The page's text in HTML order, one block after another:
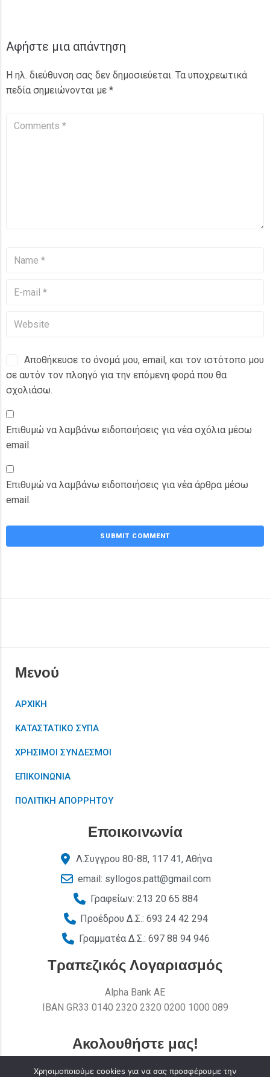
Αφήστε μια απάντηση
Η ηλ. διεύθυνση σας δεν δημοσιεύεται. Τα υποχρεωτικά
πεδία σημειώνονται με *
Αποθήκευσε το όνομά μου, email, και τον ιστότοπο μου
σε αυτόν τον πλοηγό για την επόμενη φορά που θα
σχολιάσω.
Επιθυμώ να λαμβάνω ειδοποιήσεις για νέα σχόλια μέσω
email.
Επιθυμώ να λαμβάνω ειδοποιήσεις για νέα άρθρα μέσω
email.
Μενού
ΑΡΧΙΚΗ
ΚΑΤΑΣΤΑΤΙΚΟ ΣΥΠΑ
ΧΡΗΣΙΜΟΙ ΣΥΝΔΕΣΜΟΙ
ΕΠΙΚΟΙΝΩΝΙΑ
ΠΟΛΙΤΙΚΗ ΑΠΟΡΡΗΤΟΥ
Εποικοινωνία
Λ.Συγγρου 80-88, 117 41, Αθήνα
email: syllogos.patt@gmail.com
Γραφείων: 213 20 65 884
Προέδρου Δ.Σ.: 693 24 42 294
Γραμματέα Δ.Σ.: 697 88 94 946
Τραπεζικός Λογαριασμός
Alpha Bank AE
ΙΒΑΝ GR33 0140 2320 2320 0200 1000 089
Ακολουθήστε μας!
Χρησιμοποιούμε cookies για να σας προσφέρουμε την